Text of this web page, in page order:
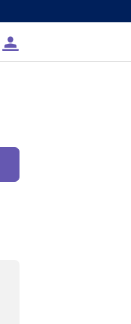
Compte